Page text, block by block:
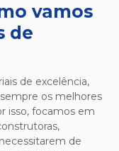
vamos
de
de excelência,
os melhores
isso, focamos em
de